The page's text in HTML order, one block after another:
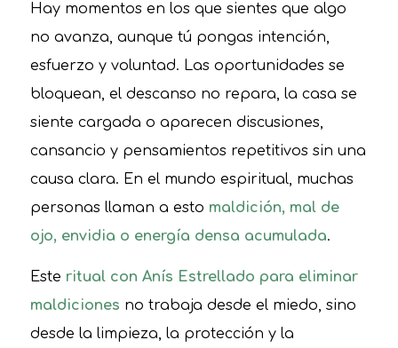
Hay momentos en los que sientes que algo
no avanza, aunque tú pongas intención,
esfuerzo y voluntad. Las oportunidades se
bloquean, el descanso no repara, la casa se
siente cargada o aparecen discusiones,
cansancio y pensamientos repetitivos sin una
causa clara. En el mundo espiritual, muchas
personas llaman a esto maldición, mal de
ojo, envidia o energía densa acumulada.
Este ritual con Anís Estrellado para eliminar
maldiciones no trabaja desde el miedo, sino
desde la limpieza, la protección y la